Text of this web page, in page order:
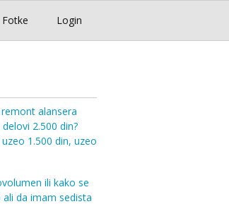
Login
Fotke
alansera
2.500 din?
1.500 din, uzeo
ili kako se
da imam sedista